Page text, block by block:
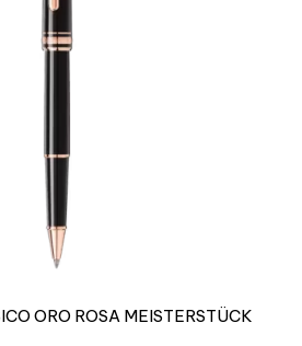
ORO ROSA MEISTERSTÜCK